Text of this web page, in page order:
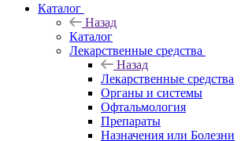
Каталог
Назад
Каталог
Лекарственные средства
Назад
Лекарственные средства
Органы и системы
Офтальмология
Препараты
Назначения или Болезни